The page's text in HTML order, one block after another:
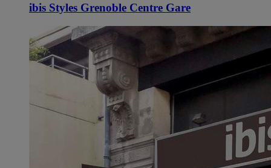
ibis Styles Grenoble Centre Gare